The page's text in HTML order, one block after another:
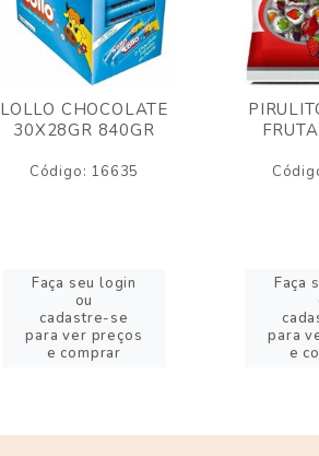
LOLLO CHOCOLATE
30X28GR 840GR
Código: 16635
Faça seu login
ou
cadastre-se
para ver preços
e comprar
Faça
para
e